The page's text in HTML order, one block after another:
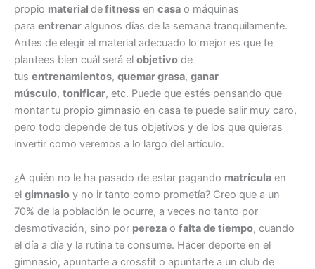
propio material defitness en casa o máquinas
para entrenar algunos días de la semana tranquilamente.
Antes de elegir el material adecuado lo mejor es que te
plantees bien cuál será el objetivo de
tus entrenamientos, quemar grasa, ganar
músculo, tonificar, etc. Puede que estés pensando que
montar tu propio gimnasio en casa te puede salir muy caro,
pero todo depende de tus objetivos y de los que quieras
invertir como veremos a lo largo del artículo.
¿A quién no le ha pasado de estar pagando matrícula en
el gimnasio y no ir tanto como prometía? Creo que a un
70% de la población le ocurre, a veces no tanto por
desmotivación, sino por pereza o falta de tiempo, cuando
el día a día y la rutina te consume. Hacer deporte en el
gimnasio, apuntarte a crossfit o apuntarte a un club de